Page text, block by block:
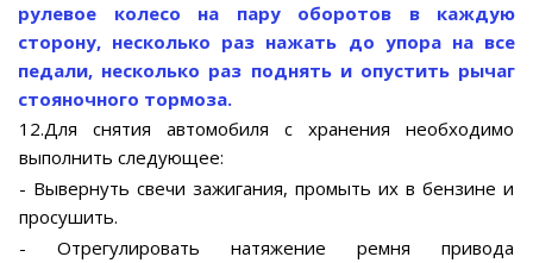
рулевое колесо на пару оборотов в каждую
сторону, несколько раз нажать до упора на все
педали, несколько раз поднять и опустить рычаг
стояночного тормоза.
12.Для снятия автомобиля с хранения необходимо
выполнить следующее:
- Вывернуть свечи зажигания, промыть их в бензине и
просушить.
- Отрегулировать натяжение ремня привода